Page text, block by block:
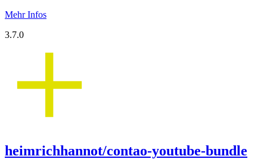
Mehr Infos
3.7.0
heimrichhannot/contao-youtube-bundle